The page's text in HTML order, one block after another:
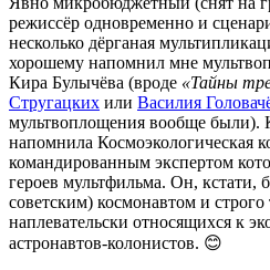
режиссёр одновременно и
несколько дёрганая
хорошему напомнил мне
Кира Булычёва (вроде «Тайны
Стругацких или Василия
мультвоплощения вообще были).
напомнила Космоэкологическая
командированным экспертом
героев мультфильма. Он,
советским) космонавтом и строго
наплевательски относящихся к
астронавтов-колонистов. 😊